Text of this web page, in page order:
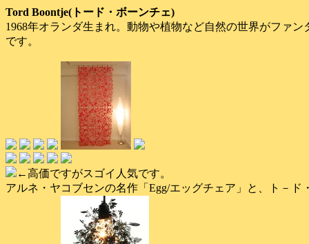
Tord Boontje(トード・ボーンチェ)
1968年オランダ生まれ。動物や植物など自然の世界がファ
です。
←高価ですがスゴイ人気です。
アルネ・ヤコブセンの名作「Egg/エッグチェア」と、ト－